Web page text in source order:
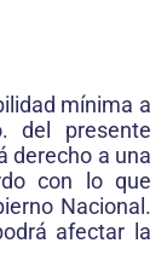
mínima a
del presente
derecho a una
con lo que
Nacional.
afectar la